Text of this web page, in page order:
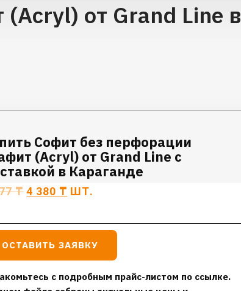
от Grand Line в
Софит без перфорации
(Acryl) от Grand Line с
в Караганде
₸ 4 380 ₸ ШТ.
ОСТАВИТЬ ЗАЯВКУ
с подробным прайс-листом по ссылке.